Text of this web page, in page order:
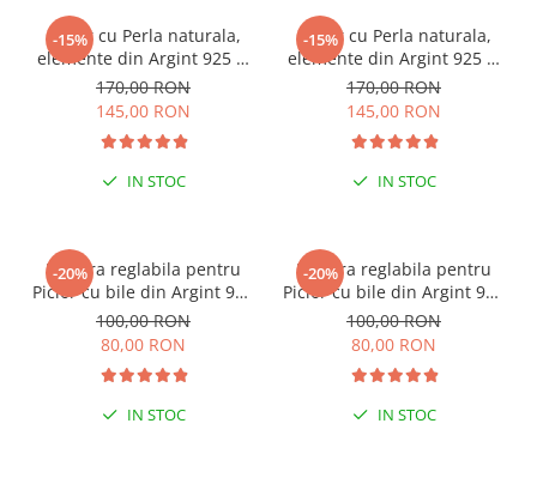
-15%
Colier cu Perla naturala,
elemente din Argint 925 si
margele Miyuki, multicolor
170,00 RON
145,00 RON
IN STOC
-15%
Colier cu Perla naturala,
elemente din Argint 925 si
margele Miyuki, verde/kiwi
170,00 RON
145,00 RON
IN STOC
-20%
Bratara reglabila pentru
Picior cu bile din Argint 925
si margele Miyuki rosii
100,00 RON
80,00 RON
IN STOC
-20%
Bratara reglabila pentru
Picior cu bile din Argint 925
si margele Miyuki verzi
100,00 RON
80,00 RON
IN STOC